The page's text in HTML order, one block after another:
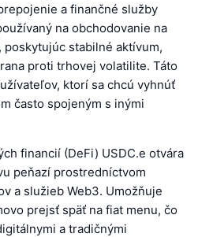
a finančné služby
na obchodovanie na
stabilné aktívum,
proti trhovej volatilite. Táto
ktorí sa chcú vyhnúť
často spojeným s inými
financií (DeFi) USDC.e otvára
peňazí prostredníctvom
a služieb Web3. Umožňuje
prejsť späť na fiat menu, čo
a tradičnými